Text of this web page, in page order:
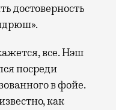
достоверность
все. Нэш
посреди
в фойе.
как